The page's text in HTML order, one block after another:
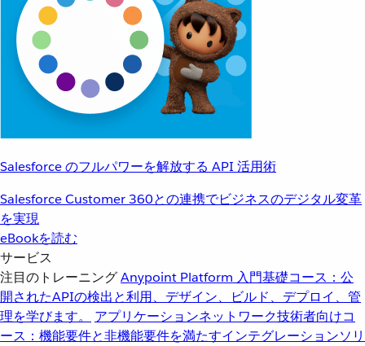
Salesforce のフルパワーを解放する API 活用術
Salesforce Customer 360との連携でビジネスのデジタル変革
を実現
eBookを読む
サービス
注目のトレーニングAnypoint Platform 入門基礎コース：公
開されたAPIの検出と利用、デザイン、ビルド、デプロイ、管
理を学びます。
アプリケーションネットワーク技術者向けコ
ース：機能要件と非機能要件を満たすインテグレーションソリ